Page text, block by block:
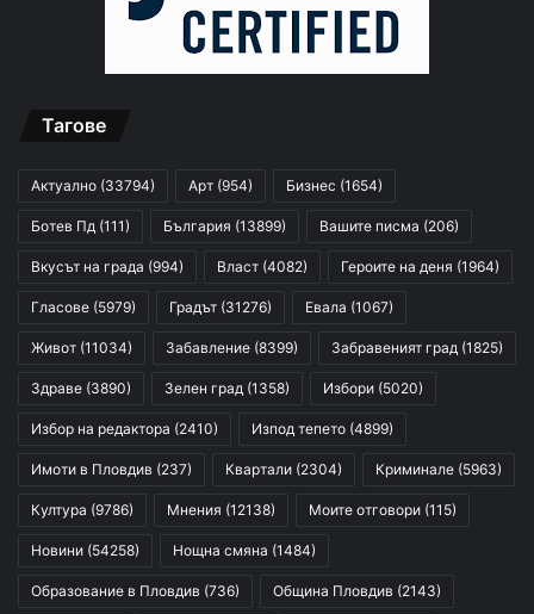
Тагове
Актуално (33794) Арт (954) Бизнес (1654)
Ботев Пд (111) България (13899) Вашите писма (206)
Вкусът на града (994) Власт (4082) Героите на деня (1964)
Гласове (5979) Градът (31276) Евала (1067)
Живот (11034) Забавление (8399) Забравеният град (1825)
Здраве (3890) Зелен град (1358) Избори (5020)
Избор на редактора (2410) Изпод тепето (4899)
Имоти в Пловдив (237) Квартали (2304) Криминале (5963)
Култура (9786) Мнения (12138) Моите отговори (115)
Новини (54258) Нощна смяна (1484)
Образование в Пловдив (736) Община Пловдив (2143)